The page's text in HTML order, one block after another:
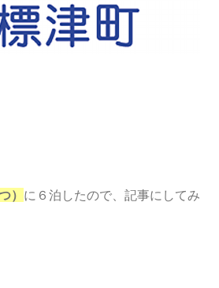
） に６泊したので、記事にしてみ